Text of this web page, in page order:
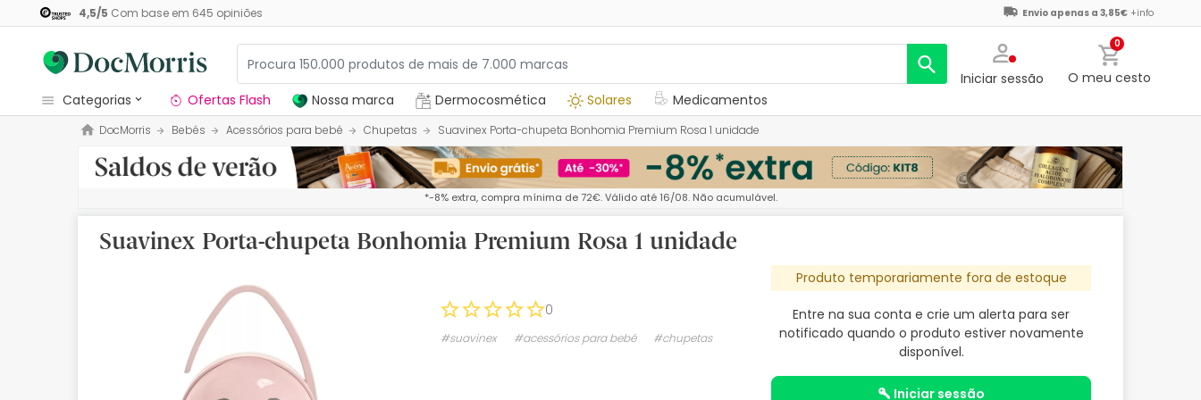
4,5/5 Com base em 645 opiniões Envio apenas a 3,85€ +info
Iniciar sessão
0
O meu cesto
categorias
Dermocosmetica
Nossa marca
Medicamentos
Ofertas Flash Nossa marca Dermocosmética Solares Medicamentos
DocMorris Bebés Acessórios para bebé Chupetas Suavinex Porta-chupeta Bonhomia Premium Rosa 1 unidade
*-8% extra, compra mínima de 72€. Válido até 16/08. Não acumulável.
Suavinex Porta-chupeta Bonhomia Premium Rosa 1 unidade
Produto temporariamente fora de estoque
Entre na sua conta e crie um alerta para ser
notificado quando o produto estiver novamente
disponível.
iniciar sessão
0
#suavinex #acessórios para bebé #chupetas